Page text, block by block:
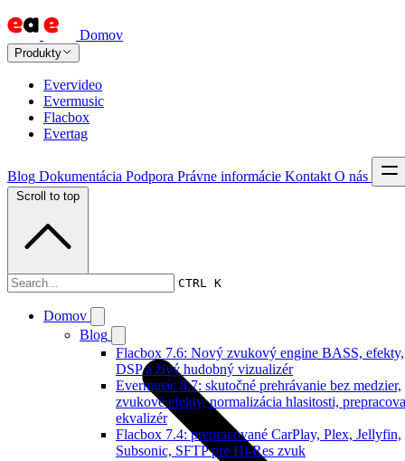
Domov
Produkty
Evervideo
Evermusic
Flacbox
Evertag
Blog Dokumentácia Podpora Právne informácie Kontakt O nás
CTRL K
Domov
Blog
Flacbox 7.6: Nový zvukový engine BASS, efekty,
DSP a živý hudobný vizualizér
Evermusic 8.7: skutočné prehrávanie bez medzier,
zvukové efekty, normalizácia hlasitosti,
ekvalizér
Flacbox 7.4: prepracované CarPlay, Plex, Jellyfin,
Subsonic, SFTP pre Hi-Res zvuk
Scroll to top
Dokumentácia